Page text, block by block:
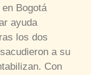
Bogotá
ayuda
los dos
a su
Con